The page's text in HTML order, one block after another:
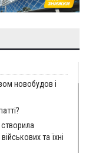
новобудов і
та їхні